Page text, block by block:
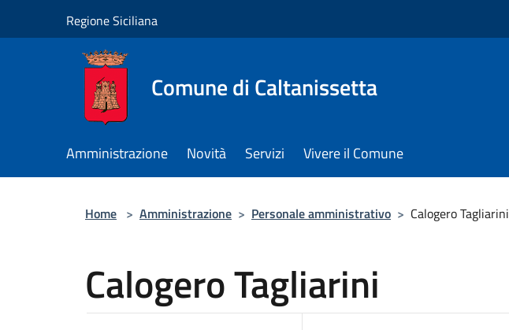
Regione Siciliana
Comune di Caltanissetta
Amministrazione Novità Servizi Vivere il Comune
Home > Amministrazione > Personale amministrativo > Calogero Tagliarini
Calogero Tagliarini